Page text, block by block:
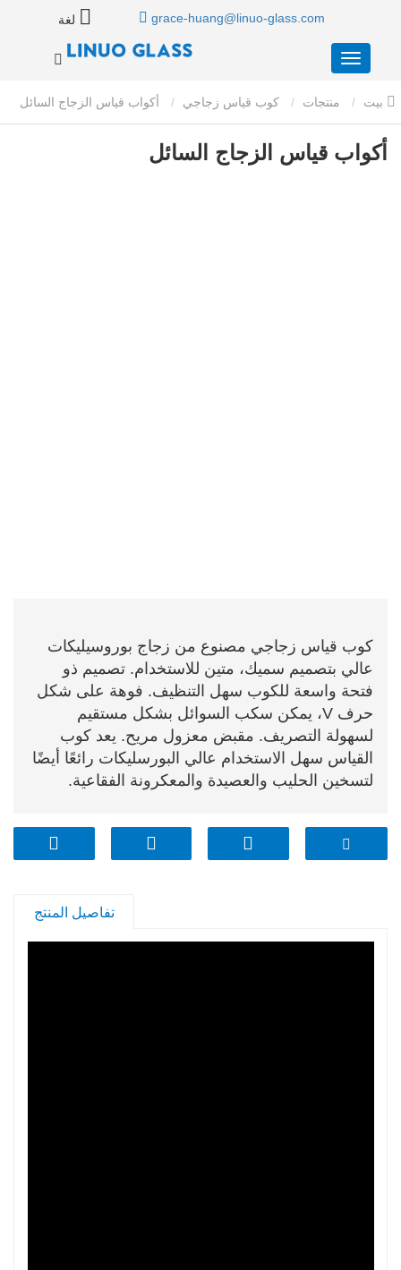
grace-huang@linuo-glass.com لغة
منتجات كوب قياس زجاجي
أكواب قياس الزجاج السائل
كوب قياس زجاجي مصنوع من زجاج بوروسيليكات
عالي بتصميم سميك، متين للاستخدام. تصميم ذو
فتحة واسعة للكوب سهل التنظيف. فوهة على شكل
حرف V، يمكن سكب السوائل بشكل مستقيم
لسهولة التصريف. مقبض معزول مريح. يعد كوب
القياس سهل الاستخدام عالي البورسليكات رائعًا أيضًا
لتسخين الحليب والعصيدة والمعكرونة الفقاعية.
* زجاج فاخر
* آمنة وموثوقة
تفاصيل المنتج